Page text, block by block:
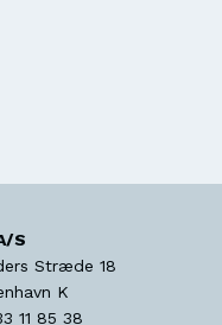
S
Stræde 18
K
11 85 38